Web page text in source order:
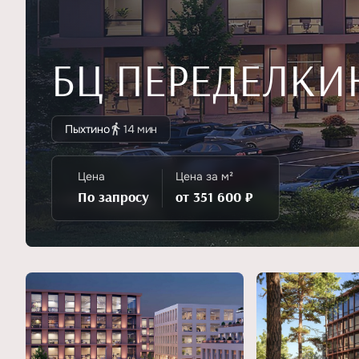
БЦ
Пыхтино 14 мин
Цена
По запросу
Цена за м²
от 351 600 ₽